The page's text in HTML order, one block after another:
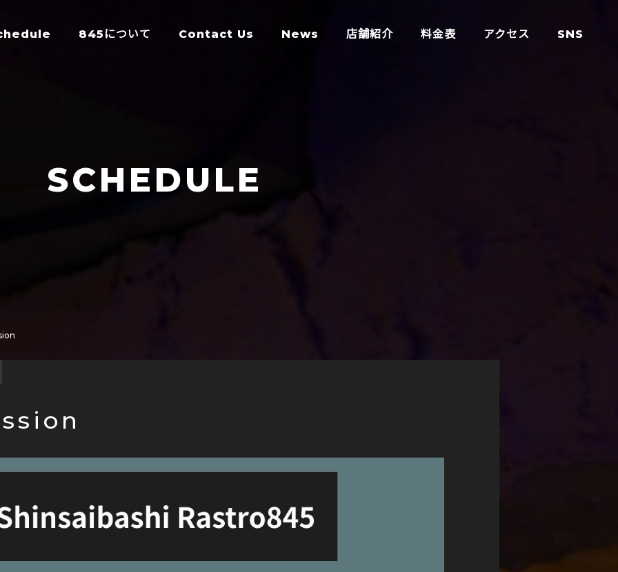
845について Contact Us News 店舗紹介 料金表 アクセス SNS
SCHEDULE